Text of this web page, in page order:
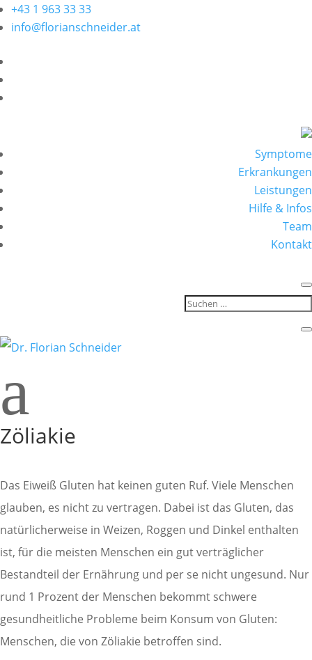
+43 1 963 33 33
info@florianschneider.at
Symptome
Erkrankungen
Leistungen
Hilfe & Infos
Team
Kontakt
a
Zöliakie
Das Eiweiß Gluten hat keinen guten Ruf. Viele Menschen
glauben, es nicht zu vertragen. Dabei ist das Gluten, das
natürlicherweise in Weizen, Roggen und Dinkel enthalten
ist, für die meisten Menschen ein gut verträglicher
Bestandteil der Ernährung und per se nicht ungesund. Nur
rund 1 Prozent der Menschen bekommt schwere
gesundheitliche Probleme beim Konsum von Gluten:
Menschen, die von Zöliakie betroffen sind.